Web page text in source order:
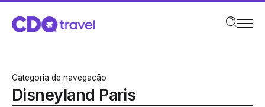
Categoria de navegação
Disneyland Paris